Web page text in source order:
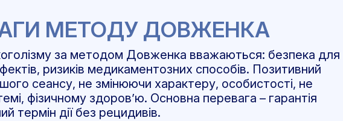
МЕТОДУ ДОВЖЕНКА
за методом Довженка вважаються: безпека для
ризиків медикаментозних способів. Позитивний
сеансу, не змінюючи характеру, особистості, не
фізичному здоров’ю. Основна перевага – гарантія
термін дії без рецидивів.